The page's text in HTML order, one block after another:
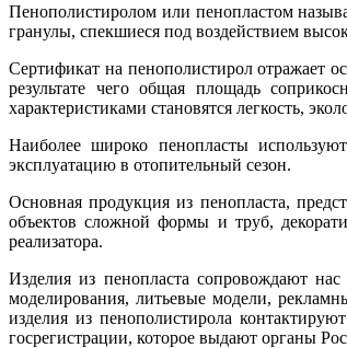
Пенополистиролом или пенопластом
гранулы, спекшиеся под воздействием
Сертификат на пенополистирол отражает
результате чего общая площадь
характеристиками становятся легкость,
Наиболее широко пенопласты
эксплуатацию в отопительный сезон.
Основная продукция из пенопласта,
объектов сложной формы и труб,
реализатора.
Изделия из пенопласта сопровождают
моделирования, литьевые модели,
изделия из пенополистирола
госрегистрации, которое выдают органы